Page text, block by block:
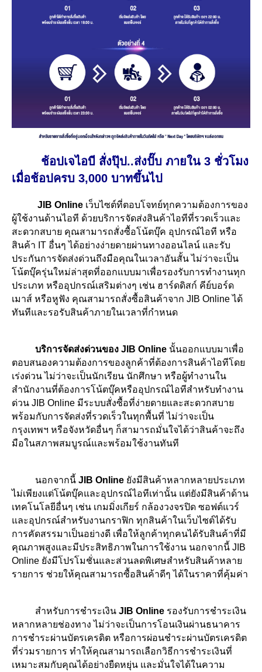
ช้อปเจไอบี สั่งปุ๊ป..ส่งปั๊บ ภายใน 3 ชั่วโมง
เมื่อช้อปครบ 3,000 บาทขึ้นไป
JIB Online เว็บไซต์ที่ตอบโจทย์ทุกความต้องการของ
ผู้ใช้งานด้านไอที ด้วยบริการจัดส่งสินค้าไอทีที่รวดเร็วและ
สะดวกสบาย คุณสามารถสั่งซื้อโน้ตบุ๊ค อุปกรณ์ไอที หรือ
สินค้า IT อื่นๆ ได้อย่างง่ายดายผ่านทางออนไลน์ และรับ
ประกันการจัดส่งด่วนถึงมือคุณในเวลาอันสั้น ไม่ว่าจะเป็น
โน้ตบุ๊ครุ่นใหม่ล่าสุดที่ออกแบบมาเพื่อรองรับการทำงานทุก
ประเภท หรืออุปกรณ์เสริมต่างๆ เช่น ฮาร์ดดิสก์ คีย์บอร์ด
เมาส์ หรือหูฟัง คุณสามารถสั่งซื้อสินค้าจาก JIB Online ได้
ทันทีและรอรับสินค้าภายในเวลาที่กำหนด
บริการจัดส่งด่วนของ JIB Online นั้นออกแบบมาเพื่อ
ตอบสนองความต้องการของลูกค้าที่ต้องการสินค้าไอทีโดย
เร่งด่วน ไม่ว่าจะเป็นนักเรียน นักศึกษา หรือผู้ทำงานใน
สำนักงานที่ต้องการโน้ตบุ๊คหรืออุปกรณ์ไอทีสำหรับทำงาน
ด่วน JIB Online มีระบบสั่งซื้อที่ง่ายดายและสะดวกสบาย
พร้อมกับการจัดส่งที่รวดเร็วในทุกพื้นที่ ไม่ว่าจะเป็น
กรุงเทพฯ หรือจังหวัดอื่นๆ ก็สามารถมั่นใจได้ว่าสินค้าจะถึง
มือในสภาพสมบูรณ์และพร้อมใช้งานทันที
นอกจากนี้ JIB Online ยังมีสินค้าหลากหลายประเภท
ไม่เพียงแต่โน้ตบุ๊คและอุปกรณ์ไอทีเท่านั้น แต่ยังมีสินค้าด้าน
เทคโนโลยีอื่นๆ เช่น เกมมิ่งเกียร์ กล้องวงจรปิด ซอฟต์แวร์
และอุปกรณ์สำหรับงานกราฟิก ทุกสินค้าในเว็บไซต์ได้รับ
การคัดสรรมาเป็นอย่างดี เพื่อให้ลูกค้าทุกคนได้รับสินค้าที่มี
คุณภาพสูงและมีประสิทธิภาพในการใช้งาน นอกจากนี้ JIB
Online ยังมีโปรโมชั่นและส่วนลดพิเศษสำหรับสินค้าหลาย
รายการ ช่วยให้คุณสามารถซื้อสินค้าดีๆ ได้ในราคาที่คุ้มค่า
สำหรับการชำระเงิน JIB Online รองรับการชำระเงิน
หลากหลายช่องทาง ไม่ว่าจะเป็นการโอนเงินผ่านธนาคาร
การชำระผ่านบัตรเครดิต หรือการผ่อนชำระผ่านบัตรเครดิต
ที่ร่วมรายการ ทำให้คุณสามารถเลือกวิธีการชำระเงินที่
เหมาะสมกับคุณได้อย่างยืดหยุ่น และมั่นใจได้ในความ